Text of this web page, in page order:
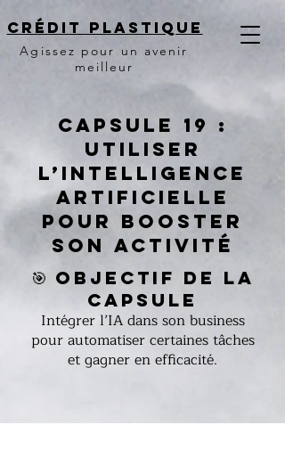
Crédit PLASTIQUE
Agissez pour un avenir
meilleur
Capsule 19 :
Utiliser
l’intelligence
artificielle
pour booster
son activité
🎯 Objectif de la
Capsule
Intégrer l’IA dans son business
pour automatiser certaines tâches
et gagner en efficacité.